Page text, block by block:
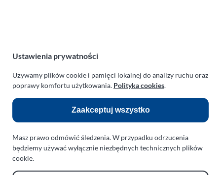
Odnośniki:
Flight Operations Consulting
Bolling Modellballone
Motopark Koszalin
Rodzina Wolarków
Ustawienia prywatności
Używamy plików cookie i pamięci lokalnej do analizy ruchu oraz
poprawy komfortu użytkowania. Polityka cookies.
Zaakceptuj wszystko
Masz prawo odmówić śledzenia. W przypadku odrzucenia
będziemy używać wyłącznie niezbędnych technicznych plików
cookie.